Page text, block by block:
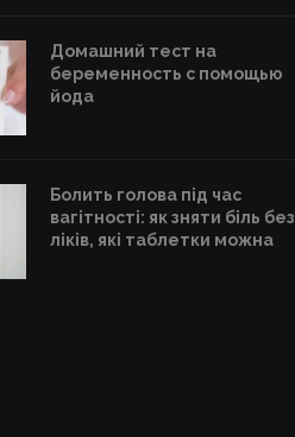
Домашний тест на
беременность с помощью
йода
Болить голова під час
вагітності: як зняти біль без
ліків, які таблетки можна